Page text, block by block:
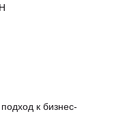
к бизнес-